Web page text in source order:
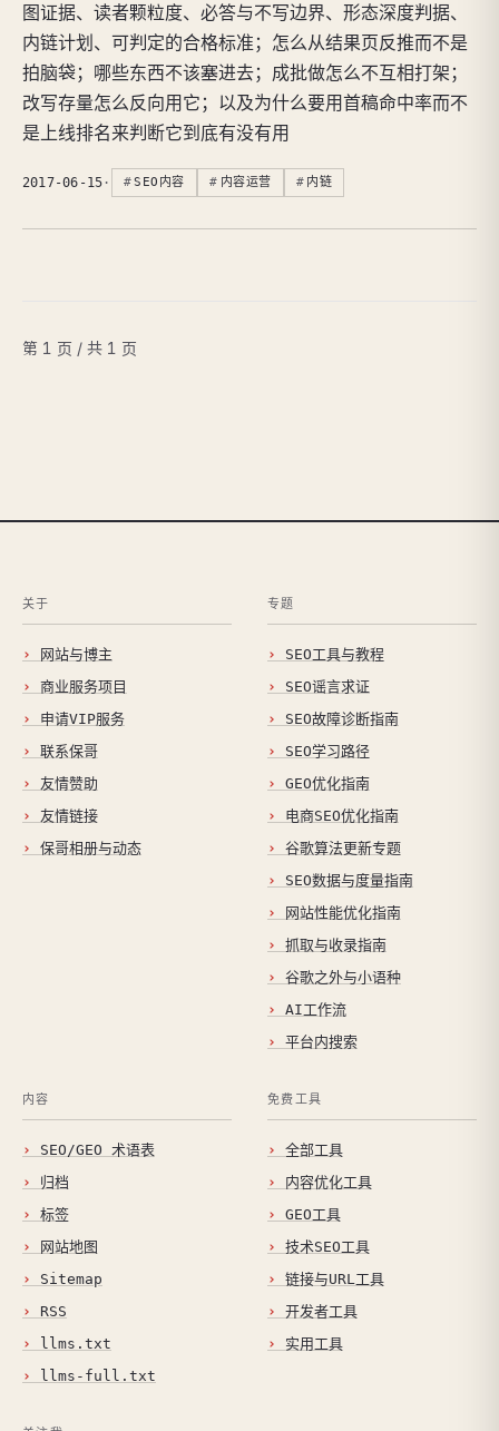
图证据、读者颗粒度、必答与不写边界、形态深度判据、
内链计划、可判定的合格标准；怎么从结果页反推而不是
拍脑袋；哪些东西不该塞进去；成批做怎么不互相打架；
改写存量怎么反向用它；以及为什么要用首稿命中率而不
是上线排名来判断它到底有没有用
2017-06-15 · SEO内容 内容运营 内链
第 1 页 / 共 1 页
关于
网站与博主
商业服务项目
申请VIP服务
联系保哥
友情赞助
友情链接
保哥相册与动态
专题
SEO工具与教程
SEO谣言求证
SEO故障诊断指南
SEO学习路径
GEO优化指南
电商SEO优化指南
谷歌算法更新专题
SEO数据与度量指南
网站性能优化指南
抓取与收录指南
谷歌之外与小语种
AI工作流
平台内搜索
内容
SEO/GEO 术语表
归档
标签
网站地图
Sitemap
RSS
llms.txt
llms-full.txt
免费工具
全部工具
内容优化工具
GEO工具
技术SEO工具
链接与URL工具
开发者工具
实用工具